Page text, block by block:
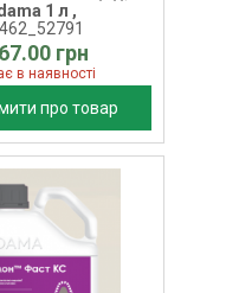
1 л ,
грн
в наявності
про товар